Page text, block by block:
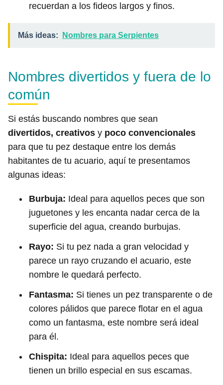
recuerdan a los fideos largos y finos.
Más ideas: Nombres para Serpientes
Nombres divertidos y fuera de lo
común
Si estás buscando nombres que sean
divertidos, creativos y poco convencionales
para que tu pez destaque entre los demás
habitantes de tu acuario, aquí te presentamos
algunas ideas:
Burbuja: Ideal para aquellos peces que son
juguetones y les encanta nadar cerca de la
superficie del agua, creando burbujas.
Rayo: Si tu pez nada a gran velocidad y
parece un rayo cruzando el acuario, este
nombre le quedará perfecto.
Fantasma: Si tienes un pez transparente o de
colores pálidos que parece flotar en el agua
como un fantasma, este nombre será ideal
para él.
Chispita: Ideal para aquellos peces que
tienen un brillo especial en sus escamas.